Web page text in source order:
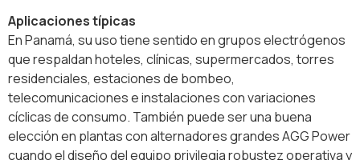
Aplicaciones típicas
En Panamá, su uso tiene sentido en grupos electrógenos
que respaldan hoteles, clínicas, supermercados, torres
residenciales, estaciones de bombeo,
telecomunicaciones e instalaciones con variaciones
cíclicas de consumo. También puede ser una buena
elección en plantas con alternadores grandes AGG Power
cuando el diseño del equipo privilegia robustez operativa y